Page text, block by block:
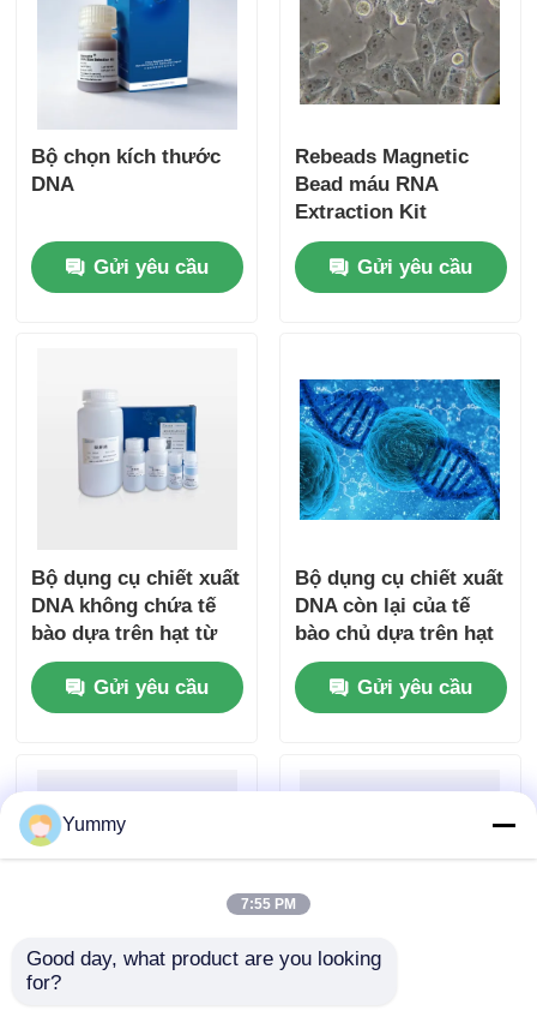
Bộ chọn kích thước
DNA
Gửi yêu cầu
Rebeads Magnetic
Bead máu RNA
Extraction Kit
Gửi yêu cầu
Bộ dụng cụ chiết xuất
DNA không chứa tế
bào dựa trên hạt từ
tính
Gửi yêu cầu
Bộ dụng cụ chiết xuất
DNA còn lại của tế
bào chủ dựa trên hạt
từ tính
Gửi yêu cầu
Yummy
7:55 PM
Good day, what product are you looking
for?